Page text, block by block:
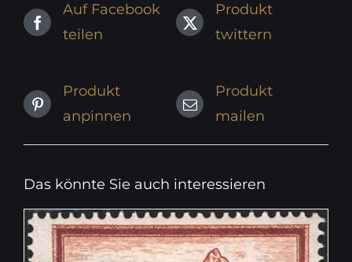
Auf Facebook
teilen
Produkt
twittern
Produkt
anpinnen
Produkt
mailen
Das könnte Sie auch interessieren